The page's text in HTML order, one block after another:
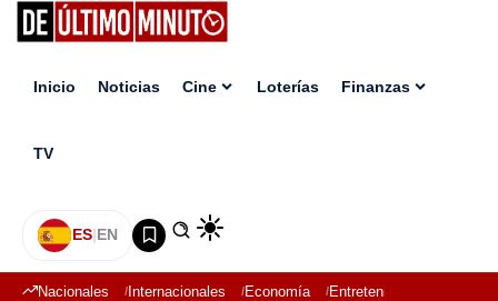
Inicio Noticias Cine Loterías Finanzas
TV
ES|EN
Nacionales Internacionales Economía Entretenimiento